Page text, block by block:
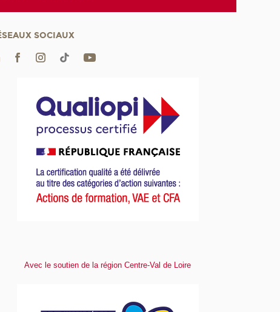
SOCIAUX
Avec le soutien de la région Centre-Val de Loire